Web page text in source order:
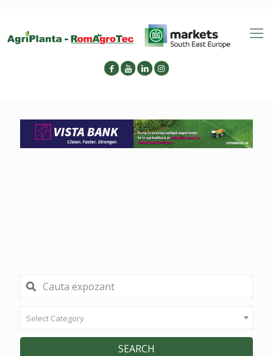
Select Category
SEARCH